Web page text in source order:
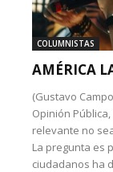
COLUMNISTAS
AMÉRICA
(Gustavo
Opinión
relevante no
La pregunta es
ciudadanos ha